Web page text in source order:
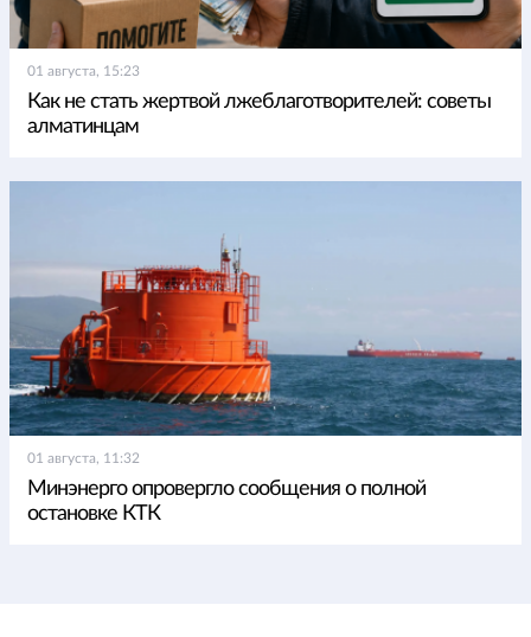
01 августа, 15:23
Как не стать жертвой лжеблаготворителей: советы
алматинцам
01 августа, 11:32
Минэнерго опровергло сообщения о полной
остановке КТК